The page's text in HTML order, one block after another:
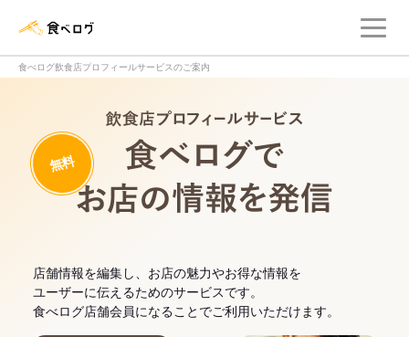
食べログ飲食店プロフィールサービスのご案内
無料
店舗情報を編集し、お店の魅力やお得な情報を
ユーザーに伝えるためのサービスです。
食べログ店舗会員になることでご利用いただけます。